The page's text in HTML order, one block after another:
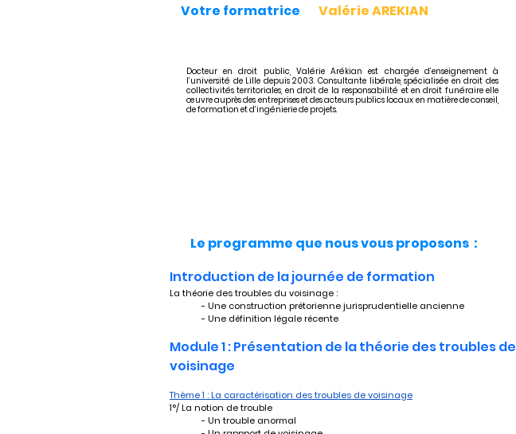
Votre formatrice Valérie AREKIAN
Docteur en droit public, Valérie Arékian est chargée d’enseignement à
l’université de Lille depuis 2003. Consultante libérale, spécialisée en droit des
collectivités territoriales, en droit de la responsabilité et en droit funéraire elle
œuvre auprès des entreprises et des acteurs publics locaux en matière de conseil,
de formation et d’ingénierie de projets.
Le programme que nous vous proposons :
Introduction de la journée de formation
La théorie des troubles du voisinage :
	- Une construction prétorienne jurisprudentielle ancienne
	- Une définition légale récente
Module 1 : Présentation de la théorie des troubles de
voisinage
Thème 1 : La caractérisation des troubles de voisinage
1°/ La notion de trouble
	- Un trouble anormal